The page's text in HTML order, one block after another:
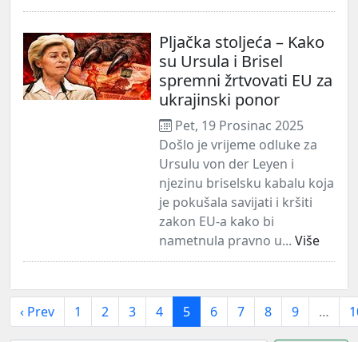
Pljačka stoljeća – Kako
su Ursula i Brisel
spremni žrtvovati EU za
ukrajinski ponor
Pet, 19 Prosinac 2025
Došlo je vrijeme odluke za
Ursulu von der Leyen i
njezinu briselsku kabalu koja
je pokušala savijati i kršiti
zakon EU-a kako bi
nametnula pravno u... Više
‹ Prev 1 2 3 4 5 6 7 8 9 …